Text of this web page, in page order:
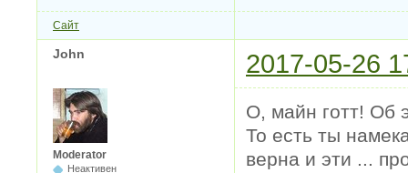
Сайт
John 2017-05-26
Moderator
Неактивен
О, майн готт! Об
То есть ты
верна и эти ...